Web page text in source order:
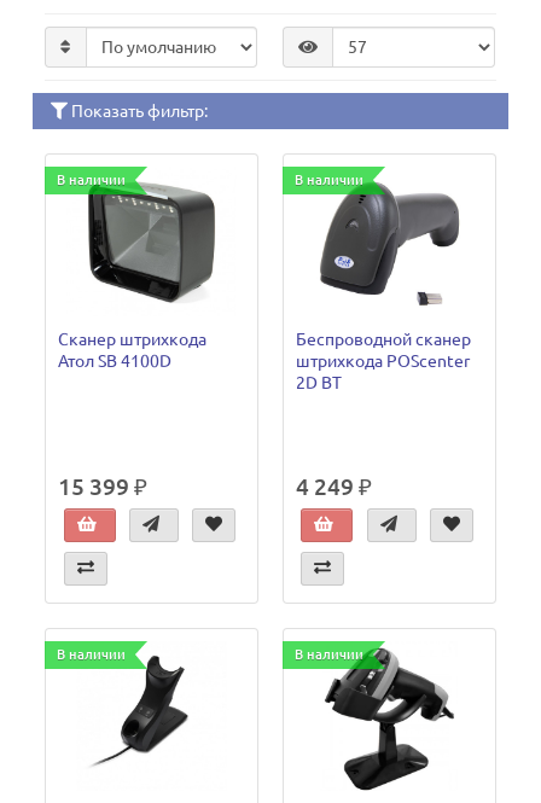
Показать фильтр:
В наличии
Сканер штрихкода
Атол SB 4100D
15 399 ₽
В наличии
Беспроводной сканер
штрихкода POScenter
2D BT
4 249 ₽
В наличии В наличии